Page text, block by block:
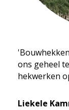
ons geheel
hekwerken
Liekele